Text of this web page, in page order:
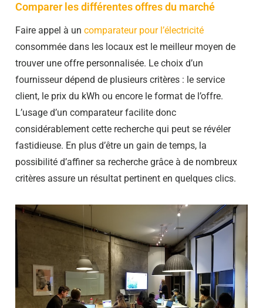
Comparer les différentes offres du marché
Faire appel à un comparateur pour l’électricité
consommée dans les locaux est le meilleur moyen de
trouver une offre personnalisée. Le choix d’un
fournisseur dépend de plusieurs critères : le service
client, le prix du kWh ou encore le format de l’offre.
L’usage d’un comparateur facilite donc
considérablement cette recherche qui peut se révéler
fastidieuse. En plus d’être un gain de temps, la
possibilité d’affiner sa recherche grâce à de nombreux
critères assure un résultat pertinent en quelques clics.